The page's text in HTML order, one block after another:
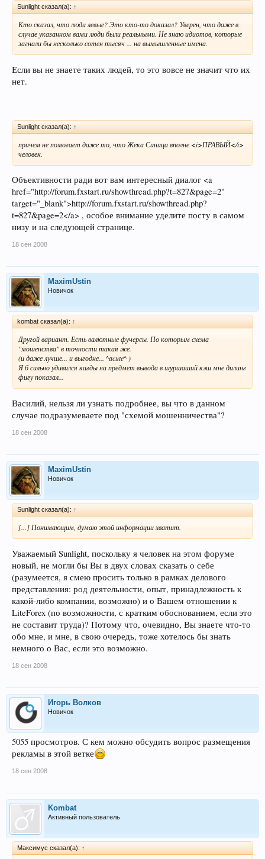
Sunlight сказал(а): ↑
Кто сказал, что люди левые? Это кто-то доказал? Уверен, что даже в
случае указанном вами люди были реальными. Не знаю идиотов, которые
загнали бы несколько сотен тысяч ... на вымышленные имена.
Если вы не знаете таких людей, то это вовсе не значит что их
нет.
Sunlight сказал(а): ↑
причем не помогает даже то, что Жека Синица вполне <i>ПРАВЫЙ</i>
человек.
Объективности ради вот вам интересный диалог <a
href="http://forum.fxstart.ru/showthread.php?t=827&page=2"
target="_blank">http://forum.fxstart.ru/showthread.php?
t=827&page=2</a> , особое внимание уделите посту в самом
низу и на следующей странице.
18 сен 2008
MaximUstin
Новичок
kombat сказал(а): ↑
Другой вариант. Есть валютные фучерсы. По которым схема
"мошенства" в точности такая же.
(и даже лучше... и выгодне... ^acute^ )
Я б сильно удивился кагды на предмет вывода в шуршаший кэш мне дилинг
фигу показал...
Василий, нельзя ли узнать подробнее, вы что в данном
случае подразумеваете под "схемой мошенничества"?
18 сен 2008
MaximUstin
Новичок
Sunlight сказал(а): ↑
[...] Понимающим, думаю этой информации хватит.
Уважаемый Sunlight, поскольку я человек на этом форуме
новый, не могли бы Вы в двух словах сказать о себе
(разумеется, я смею просить только в рамках делового
представления: род деятельности, опыт, принадлежность к
какой-либо компании, возможно) и о Вашем отношении к
LiteForex (по возможности, с кратким обоснованием, если это
не составит труда)? Потому что, очевидно, Вы знаете что-то
обо мне, и мне, в свою очередь, тоже хотелось бы знать
немного о Вас, если это возможно.
18 сен 2008
Игорь Волков
Новичок
5055 просмотров. С кем можно обсудить вопрос размещения
рекламы в этой ветке
18 сен 2008
Kombat
Активный пользователь
Максимус сказал(а): ↑